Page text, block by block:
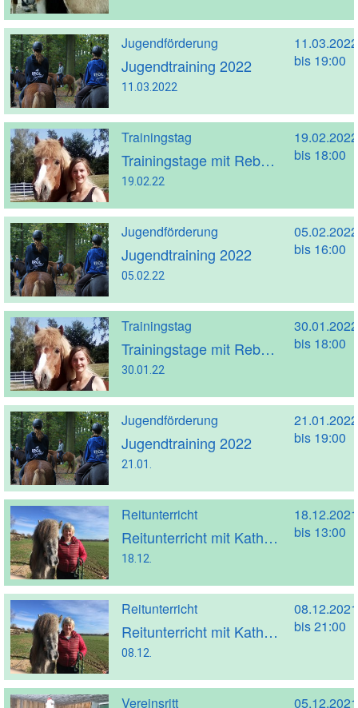
Jugendförderung
Jugendtraining 2022
11.03.2022
bis 19:00
Trainingstag
Trainingstage mit Rebekka Rückle
19.02.22
bis 18:00
Jugendförderung
Jugendtraining 2022
05.02.22
bis 16:00
Trainingstag
Trainingstage mit Rebekka Rückle
30.01.22
bis 18:00
Jugendförderung
Jugendtraining 2022
21.01.
bis 19:00
Reitunterricht
Reitunterricht mit Kathrin Strakeljahn (Trainer A)
18.12.
bis 13:00
Reitunterricht
Reitunterricht mit Kathrin Strakeljahn (Trainer A)
08.12.
bis 21:00
Vereinsritt